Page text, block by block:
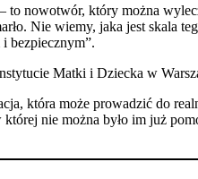
to nowotwór, który można
Nie wiemy, jaka jest skala
bezpiecznym”.
Matki i Dziecka w
która może prowadzić do
nie można było im już